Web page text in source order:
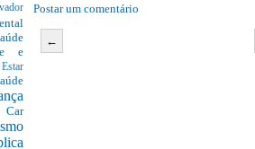
e
Postar um comentário
←